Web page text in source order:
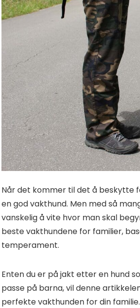
Når det kommer til det å beskytte
en god vakthund. Men med så
vanskelig å vite hvor man skal
beste vakthundene for familier,
temperament.
Enten du er på jakt etter en hund
passe på barna, vil denne
perfekte vakthunden for din familie.